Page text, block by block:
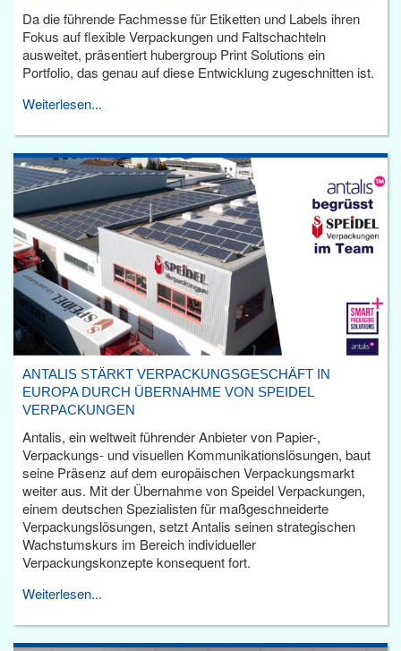
Da die führende Fachmesse für Etiketten und Labels ihren
Fokus auf flexible Verpackungen und Faltschachteln
ausweitet, präsentiert hubergroup Print Solutions ein
Portfolio, das genau auf diese Entwicklung zugeschnitten ist.
Weiterlesen...
ANTALIS STÄRKT VERPACKUNGSGESCHÄFT IN
EUROPA DURCH ÜBERNAHME VON SPEIDEL
VERPACKUNGEN
Antalis, ein weltweit führender Anbieter von Papier-,
Verpackungs- und visuellen Kommunikationslösungen, baut
seine Präsenz auf dem europäischen Verpackungsmarkt
weiter aus. Mit der Übernahme von Speidel Verpackungen,
einem deutschen Spezialisten für maßgeschneiderte
Verpackungslösungen, setzt Antalis seinen strategischen
Wachstumskurs im Bereich individueller
Verpackungskonzepte konsequent fort.
Weiterlesen...